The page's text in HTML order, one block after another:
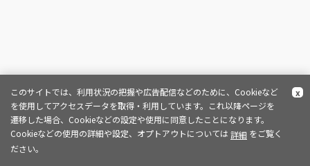
このサイトでは、利用状況の把握や広告配信などのために、Cookieなど
を使用してアクセスデータを取得・利用しています。これ以降ページを
遷移した場合、Cookieなどの設定や使用に同意したことになります。
Cookieなどの使用の詳細や設定、オプトアウトについては 詳細
x
をご覧く
ださい。